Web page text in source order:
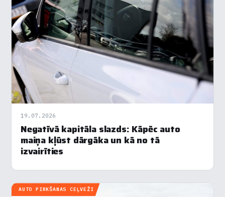
19.07.2026
Negatīvā kapitāla slazds: Kāpēc auto
maiņa kļūst dārgāka un kā no tā
izvairīties
AUTO PIRKŠANAS CEĻVEŽI